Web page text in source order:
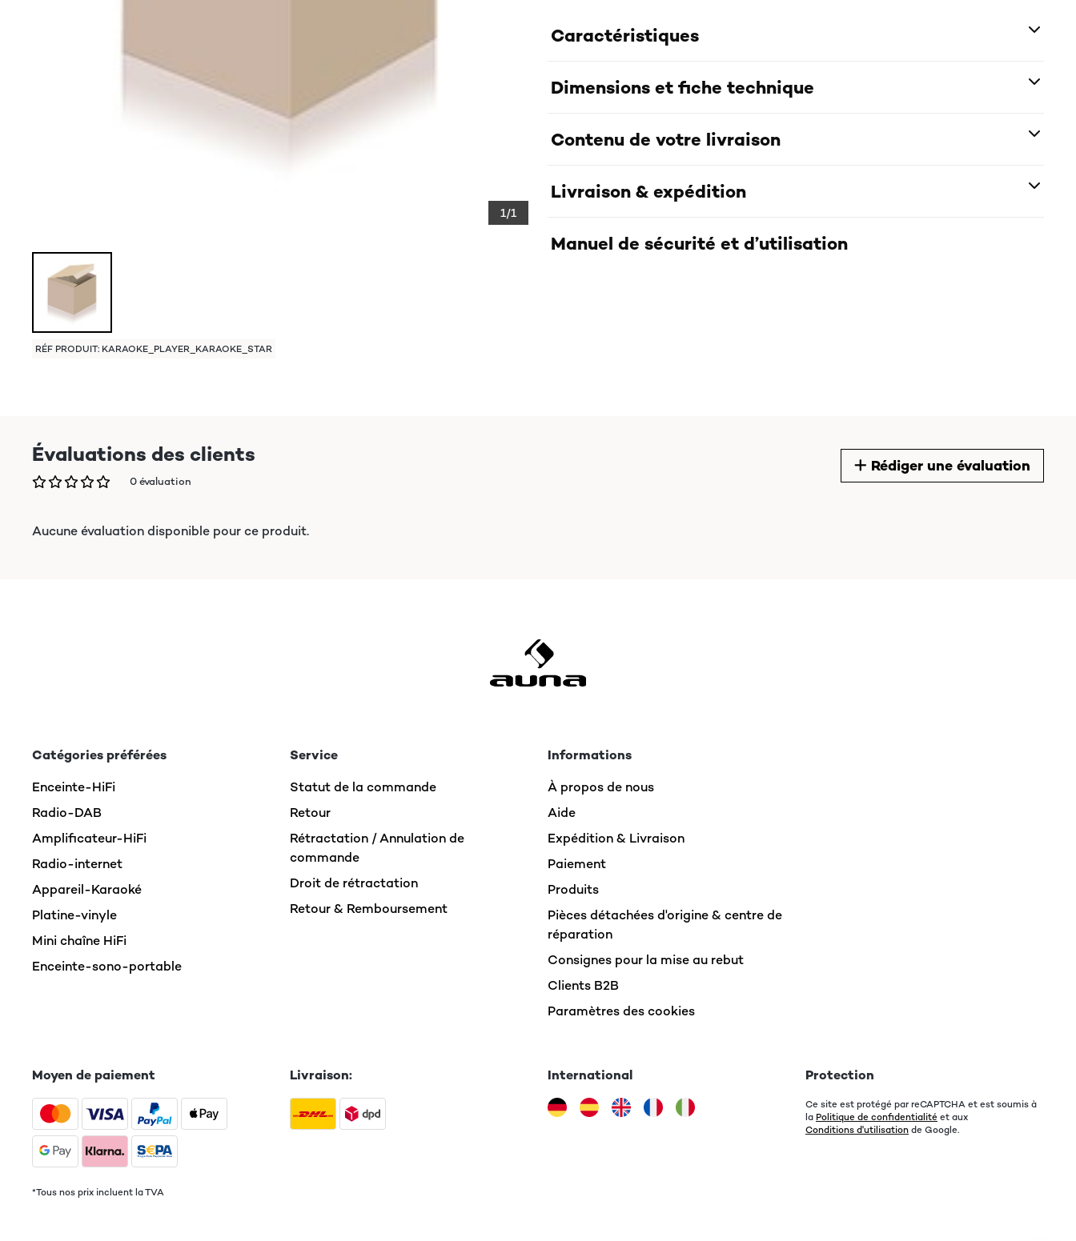
1/1
RÉF PRODUIT: KARAOKE_PLAYER_KARAOKE_STAR
Caractéristiques
Dimensions et fiche technique
Contenu de votre livraison
Livraison & expédition
Manuel de sécurité et d’utilisation
Évaluations des clients
0 évaluation
Rédiger une évaluation
Aucune évaluation disponible pour ce produit.
Catégories préférées
Enceinte-HiFi
Radio-DAB
Amplificateur-HiFi
Radio-internet
Appareil-Karaoké
Platine-vinyle
Mini chaîne HiFi
Enceinte-sono-portable
Service
Statut de la commande
Retour
Rétractation / Annulation de
commande
Droit de rétractation
Retour & Remboursement
Informations
À propos de nous
Aide
Expédition & Livraison
Paiement
Produits
Pièces détachées d'origine & centre de
réparation
Consignes pour la mise au rebut
Clients B2B
Paramètres des cookies
Moyen de paiement
*Tous nos prix incluent la TVA
Livraison: International Protection
Ce site est protégé par reCAPTCHA et est soumis à
la Politique de confidentialité et aux
Conditions d'utilisation de Google.